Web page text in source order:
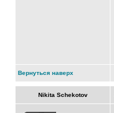
Вернуться наверх
Nikita Schekotov